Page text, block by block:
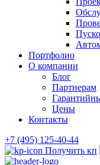
Портфолио
О компании
Блог
Партнерам
Цены
Контакты
+7 (495) 125-40-44
Получить кп